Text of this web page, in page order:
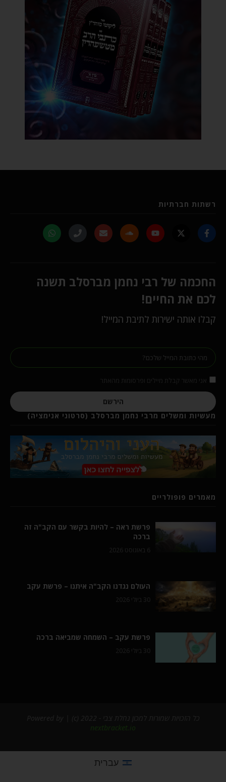
רשתות חברתיות
החכמה של רבי נחמן מברסלב תשנה
לכם את החיים!
קבלו אותה ישירות לתיבת המייל!
הירשם
מעשיות ומשלים מרבי נחמן מברסלב (סרטוני אנימציה)
מאמרים פופולריים
פרשת ראה – להיות בקשר עם הקב"ה זה
ברכה
6 באוגוסט 2026
העולם נגדנו הקב"ה איתנו – פרשת עקב
30 ביולי 2026
פרשת עקב – השמחה שמביאה ברכה
30 ביולי 2026
nextbracket.io
עברית